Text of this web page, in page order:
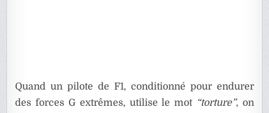
Quand un pilote de F1, conditionné pour endurer
des forces G extrêmes, utilise le mot“torture”, on